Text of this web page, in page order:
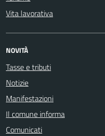
Vita lavorativa
NOVITÀ
Tasse e tributi
Notizie
Manifestazioni
Il comune informa
Comunicati